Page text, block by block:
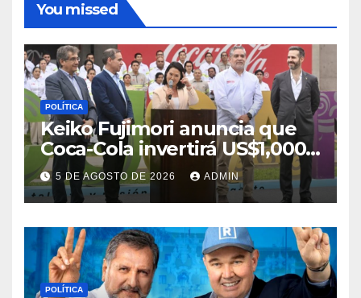
You missed
POLÍTICA
Keiko Fujimori anuncia que
Coca-Cola invertirá US$1,000
millones en 5 años
5 DE AGOSTO DE 2026 ADMIN
POLÍTICA